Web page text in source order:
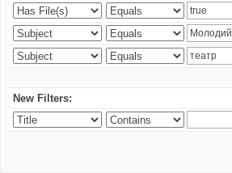
New Filters: